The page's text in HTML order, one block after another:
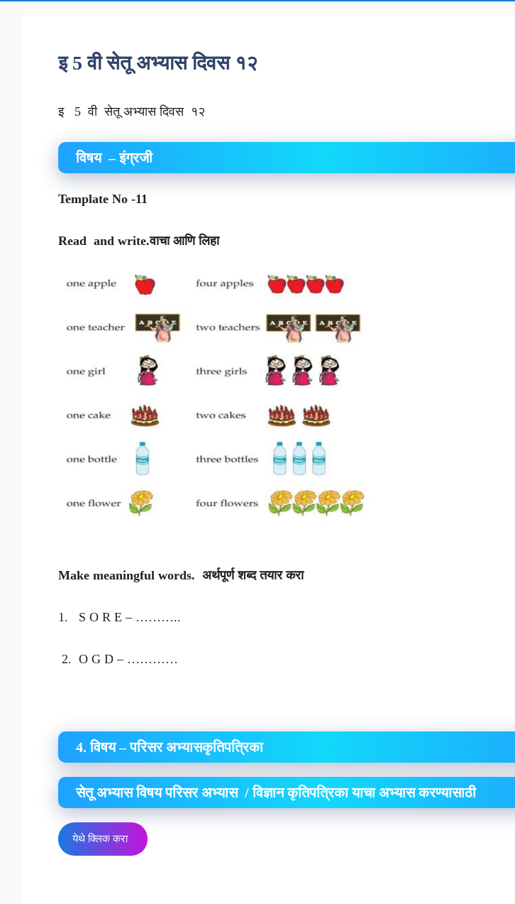
इ 5 वी सेतू अभ्यास दिवस १२
इ 5 वी सेतू अभ्यास दिवस १२
विषय – इंग्रजी
Template No -11
Read and write.वाचा आणि लिहा
Make meaningful words. अर्थपूर्ण शब्द तयार करा
1. S O R E – ………..
2. O G D – …………
4. विषय – परिसर अभ्यासकृतिपत्रिका
सेतू अभ्यास विषय परिसर अभ्यास / विज्ञान कृतिपत्रिका याचा अभ्यास करण्यासाठी
येथे क्लिक करा